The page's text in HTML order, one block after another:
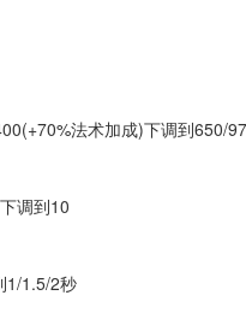
法术加成)下调到650/
调到10
1/1.5/2秒